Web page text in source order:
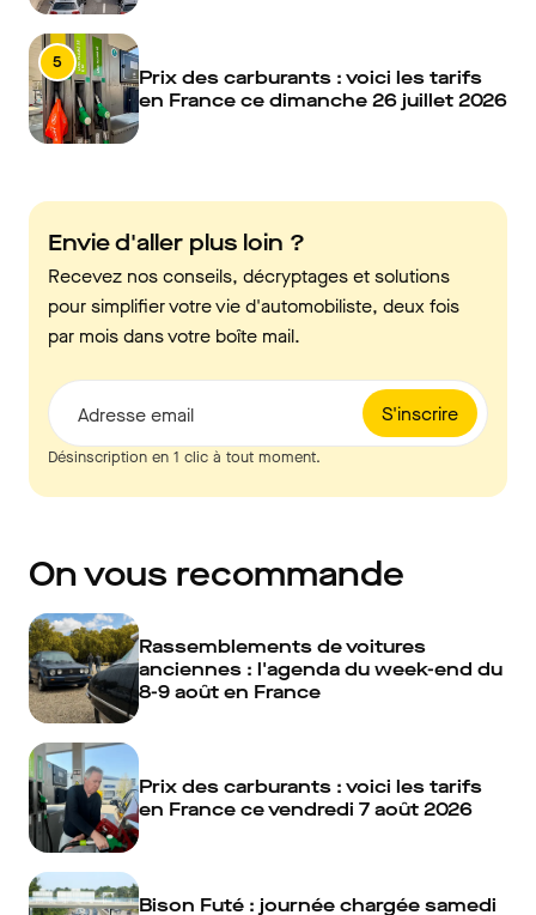
5
Prix des carburants : voici les tarifs
en France ce dimanche 26 juillet 2026
Envie d'aller plus loin ?
Recevez nos conseils, décryptages et solutions
pour simplifier votre vie d'automobiliste, deux fois
par mois dans votre boîte mail.
S'inscrire
Adresse email
Désinscription en 1 clic à tout moment.
On vous recommande
Rassemblements de voitures
anciennes : l'agenda du week-end du
8-9 août en France
Prix des carburants : voici les tarifs
en France ce vendredi 7 août 2026
Bison Futé : journée chargée samedi